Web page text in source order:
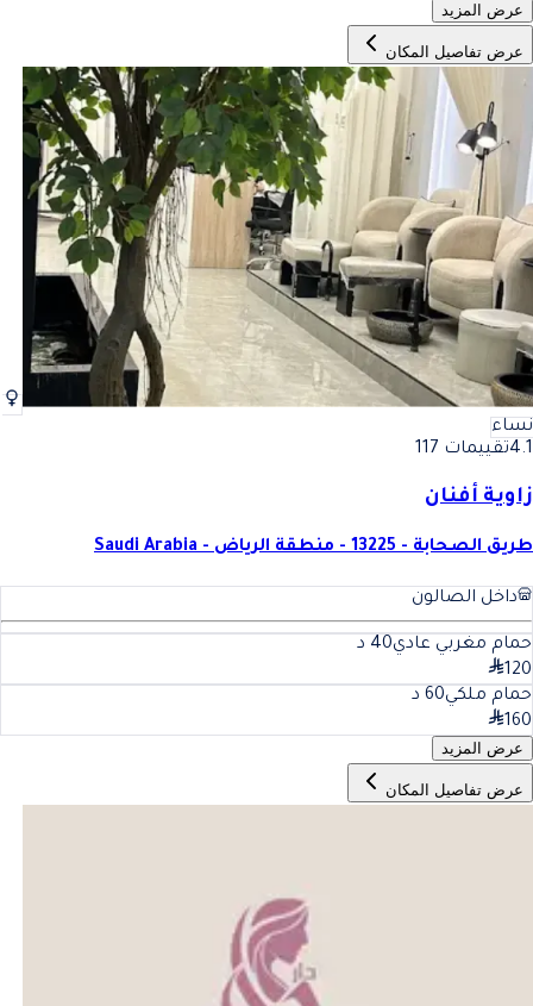
عرض المزيد
عرض تفاصيل المكان
نساء
4.1تقييمات 117
زاوية أفنان
طريق الصحابة - 13225 - منطقة الرياض - Saudi Arabia
داخل الصالون
حمام مغربي عادي40 د
120
حمام ملكي60 د
160
عرض المزيد
عرض تفاصيل المكان